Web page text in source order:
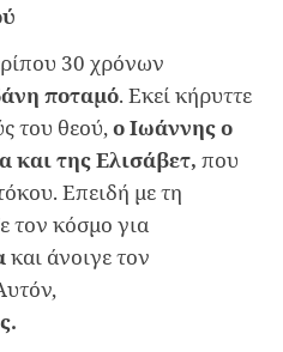
30 χρόνων
ποταμό. Εκεί κήρυττε
του θεού,ο Ιωάννης ο
και της Ελισάβετ, που
Επειδή με τη
τον κόσμο για
και άνοιγε τον